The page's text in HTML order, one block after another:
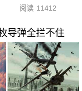
阅读 11412
导弹全拦不住